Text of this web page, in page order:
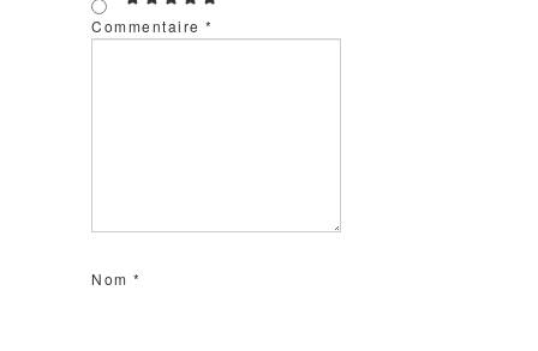
Commentaire*
Nom*